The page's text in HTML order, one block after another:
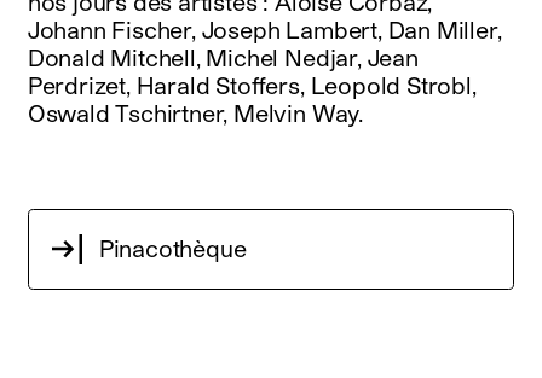
Johann Fischer, Joseph Lambert, Dan Miller,
Donald Mitchell, Michel Nedjar, Jean
Perdrizet, Harald Stoffers, Leopold Strobl,
Oswald Tschirtner, Melvin Way.
Pinacothèque